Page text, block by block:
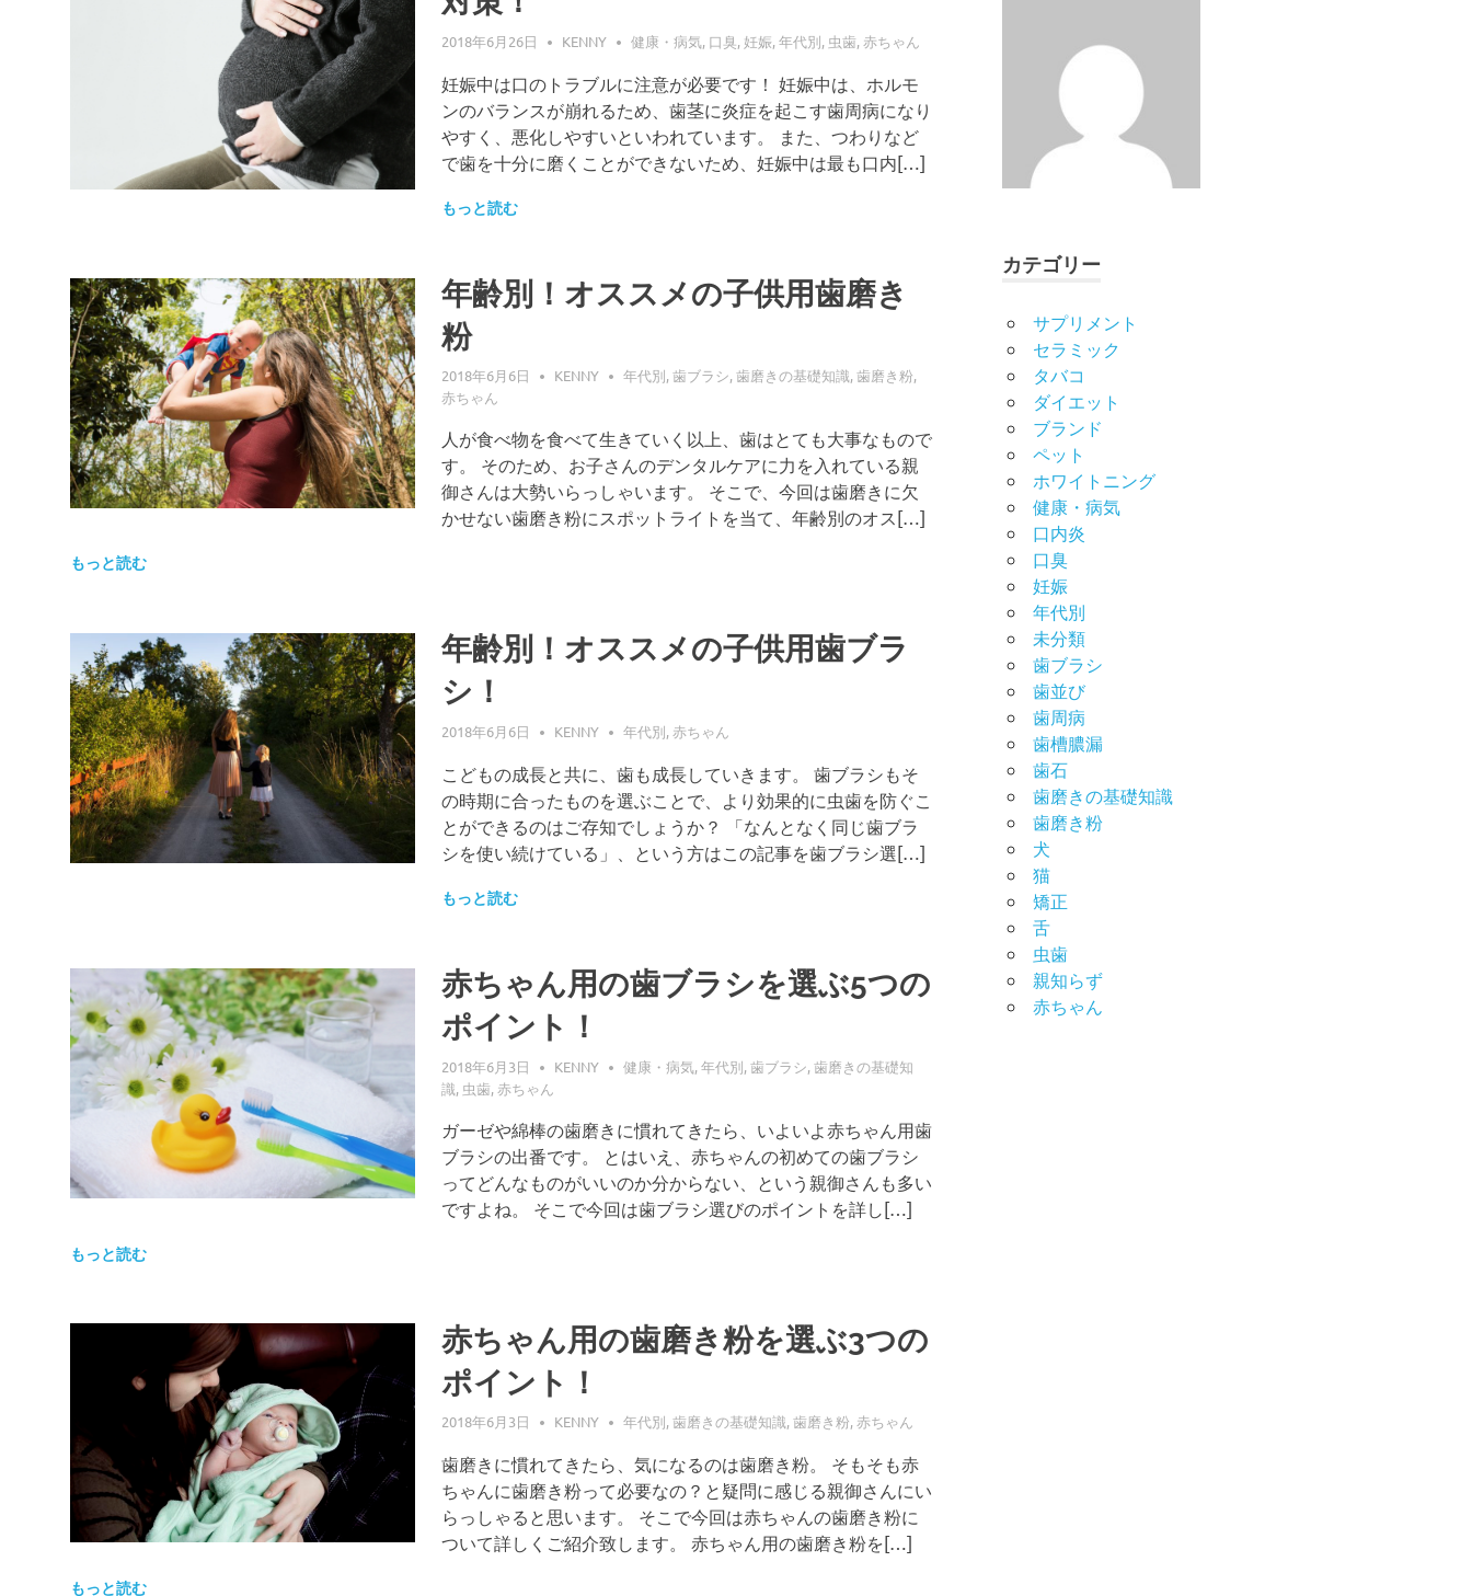
2018年6月26日 KENNY 健康・病気, 口臭, 妊娠,年代別, 虫歯,赤ちゃん
妊娠中は口のトラブルに注意が必要です！ 妊娠中は、ホルモ
ンのバランスが崩れるため、歯茎に炎症を起こす歯周病になり
やすく、悪化しやすいといわれています。 また、つわりなど
で歯を十分に磨くことができないため、妊娠中は最も口内[…]
もっと読む
年齢別！オススメの子供用歯磨き
粉
2018年6月6日 KENNY 年代別,歯ブラシ,歯磨きの基礎知識,歯磨き粉,
赤ちゃん
人が食べ物を食べて生きていく以上、歯はとても大事なもので
す。 そのため、お子さんのデンタルケアに力を入れている親
御さんは大勢いらっしゃいます。 そこで、今回は歯磨きに欠
かせない歯磨き粉にスポットライトを当て、年齢別のオス[…]
もっと読む
年齢別！オススメの子供用歯ブラ
シ！
2018年6月6日 KENNY 年代別,赤ちゃん
こどもの成長と共に、歯も成長していきます。 歯ブラシもそ
の時期に合ったものを選ぶことで、より効果的に虫歯を防ぐこ
とができるのはご存知でしょうか？ 「なんとなく同じ歯ブラ
シを使い続けている」、という方はこの記事を歯ブラシ選[…]
もっと読む
赤ちゃん用の歯ブラシを選ぶ5つの
ポイント！
2018年6月3日 KENNY 健康・病気,年代別,歯ブラシ,歯磨きの基礎知
識, 虫歯,赤ちゃん
ガーゼや綿棒の歯磨きに慣れてきたら、いよいよ赤ちゃん用歯
ブラシの出番です。 とはいえ、赤ちゃんの初めての歯ブラシ
ってどんなものがいいのか分からない、という親御さんも多い
ですよね。 そこで今回は歯ブラシ選びのポイントを詳し[…]
もっと読む
赤ちゃん用の歯磨き粉を選ぶ3つの
ポイント！
2018年6月3日 KENNY 年代別,歯磨きの基礎知識,歯磨き粉,赤ちゃん
歯磨きに慣れてきたら、気になるのは歯磨き粉。 そもそも赤
ちゃんに歯磨き粉って必要なの？と疑問に感じる親御さんにい
らっしゃると思います。 そこで今回は赤ちゃんの歯磨き粉に
ついて詳しくご紹介致します。 赤ちゃん用の歯磨き粉を[…]
もっと読む
カテゴリー
サプリメント
セラミック
タバコ
ダイエット
ブランド
ペット
ホワイトニング
健康・病気
口内炎
口臭
妊娠
年代別
未分類
歯ブラシ
歯並び
歯周病
歯槽膿漏
歯石
歯磨きの基礎知識
歯磨き粉
犬
猫
矯正
舌
虫歯
親知らず
赤ちゃん